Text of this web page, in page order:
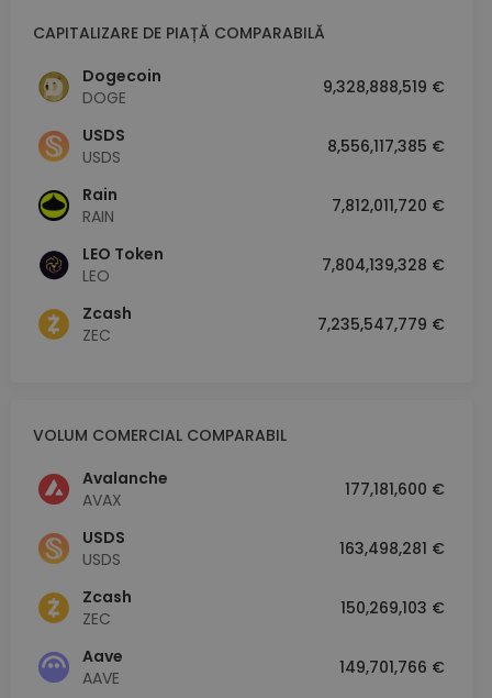
CAPITALIZARE DE PIAȚĂ COMPARABILĂ
Dogecoin
DOGE
9,328,888,519 €
USDS
USDS
8,556,117,385 €
Rain
RAIN
7,812,011,720 €
LEO Token
LEO
7,804,139,328 €
Zcash
ZEC
7,235,547,779 €
VOLUM COMERCIAL COMPARABIL
Avalanche
AVAX
177,181,600 €
USDS
USDS
163,498,281 €
Zcash
ZEC
150,269,103 €
Aave
AAVE
149,701,766 €